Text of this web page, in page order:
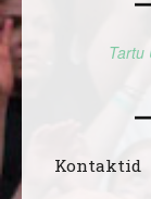
Tartu
Kontaktid